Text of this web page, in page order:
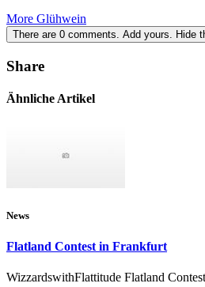
More Glühwein
There are 0 comments. Add yours. Hide
Share
Ähnliche Artikel
News
Flatland Contest in Frankfurt
WizzardswithFlattitude Flatland